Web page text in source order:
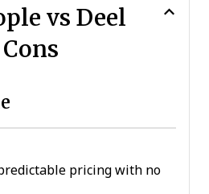
vs Deel
pricing with no